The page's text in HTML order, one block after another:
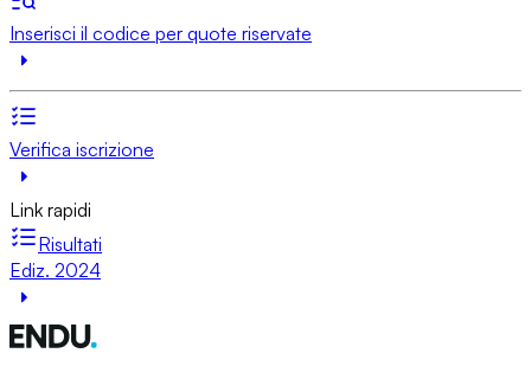
Inserisci il codice per quote riservate
Verifica iscrizione
Link rapidi
Risultati
Ediz. 2024